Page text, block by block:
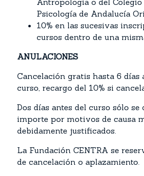
Antropología o del Colegio
Psicología de Andalucía
10% en las sucesivas
cursos dentro de una
ANULACIONES
Cancelación gratis hasta 6 días
curso, recargo del 10% si
Dos días antes del curso sólo
importe por motivos de causa
debidamente justificados.
La Fundación CENTRA se
de cancelación o aplazamiento.